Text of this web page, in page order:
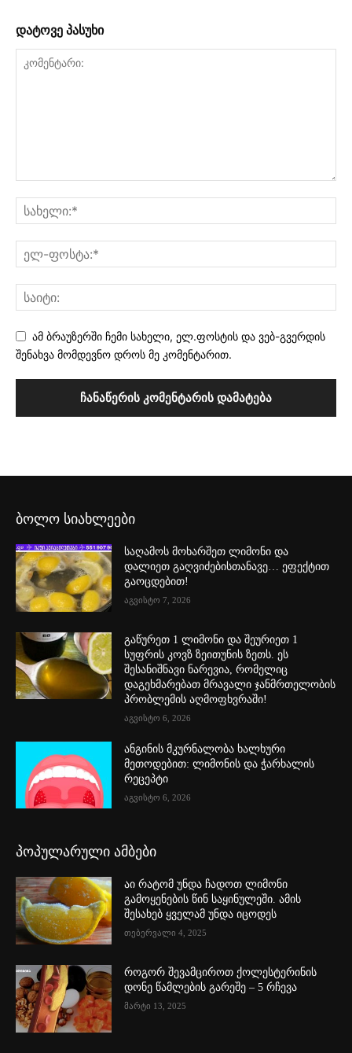
დატოვე პასუხი
ამ ბრაუზერში ჩემი სახელი, ელ.ფოსტის და ვებ-გვერდის
შენახვა მომდევნო დროს მე კომენტარით.
ბოლო სიახლეები
საღამოს მოხარშეთ ლიმონი და
დალიეთ გაღვიძებისთანავე… ეფექტით
გაოცდებით!
აგვისტო 7, 2026
გაწურეთ 1 ლიმონი და შეურიეთ 1
სუფრის კოვზ ზეითუნის ზეთს. ეს
შესანიშნავი ნარევია, რომელიც
დაგეხმარებათ მრავალი ჯანმრთელობის
პრობლემის აღმოფხვრაში!
აგვისტო 6, 2026
ანგინის მკურნალობა ხალხური
მეთოდებით: ლიმონის და ჭარხალის
რეცეპტი
აგვისტო 6, 2026
პოპულარული ამბები
აი რატომ უნდა ჩადოთ ლიმონი
გამოყენების წინ საყინულეში. ამის
შესახებ ყველამ უნდა იცოდეს
თებერვალი 4, 2025
როგორ შევამციროთ ქოლესტერინის
დონე წამლების გარეშე – 5 რჩევა
მარტი 13, 2025